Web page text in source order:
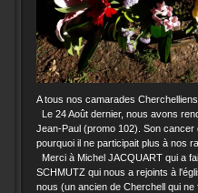
A tous nos camarades
Le 24 Août dernier, nous avons
Jean-Paul (promo 102). Son cancer
pourquoi il ne participait plus à nos
Merci à Michel JACQUART qui a
SCHMUTZ qui nous a rejoints à
nous (un ancien de Cherchell qui